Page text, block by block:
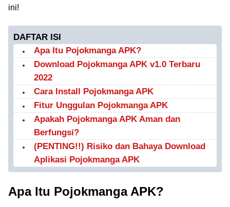
ini!
DAFTAR ISI
Apa Itu Pojokmanga APK?
Download Pojokmanga APK v1.0 Terbaru
2022
Cara Install Pojokmanga APK
Fitur Unggulan Pojokmanga APK
Apakah Pojokmanga APK Aman dan
Berfungsi?
(PENTING!!) Risiko dan Bahaya Download
Aplikasi Pojokmanga APK
Apa Itu Pojokmanga APK?